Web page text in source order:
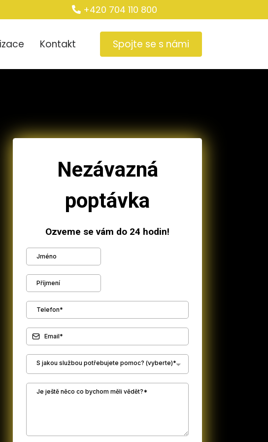
+420 704 110 800
Kontakt Spojte se s námi
Nezávazná
poptávka
Ozveme se vám do 24 hodin!
S jakou službou potřebujete pomoc? (vyberte)*